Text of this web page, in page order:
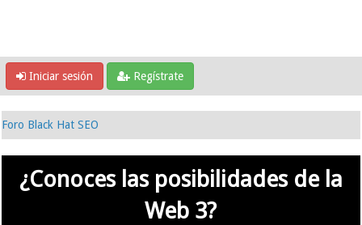
Iniciar sesión Regístrate
Foro Black Hat SEO
¿Conoces las posibilidades de la
Web 3?